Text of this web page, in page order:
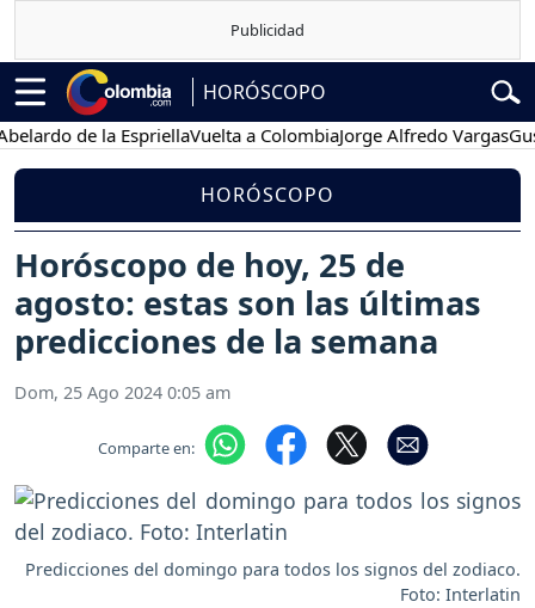
HORÓSCOPO
de la EspriellaVuelta a ColombiaJorge Alfredo VargasGustavo
HORÓSCOPO
Horóscopo de hoy, 25 de
agosto: estas son las últimas
predicciones de la semana
Dom, 25 Ago 2024 0:05 am
Comparte en:
Predicciones del domingo para todos los signos del zodiaco.
Foto: Interlatin